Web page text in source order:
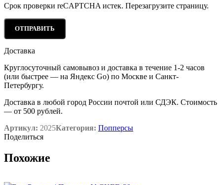
Срок проверки reCAPTCHA истек. Перезагрузите страницу.
Доставка
Круглосуточный самовывоз и доставка в течение 1-2 часов
(или быстрее — на Яндекс Go) по Москве и Санкт-
Петербургу.
Доставка в любой город России почтой или СДЭК. Стоимость
— от 500 рублей.
Артикул: 2025Категория: Попперсы
Поделиться
Похожие